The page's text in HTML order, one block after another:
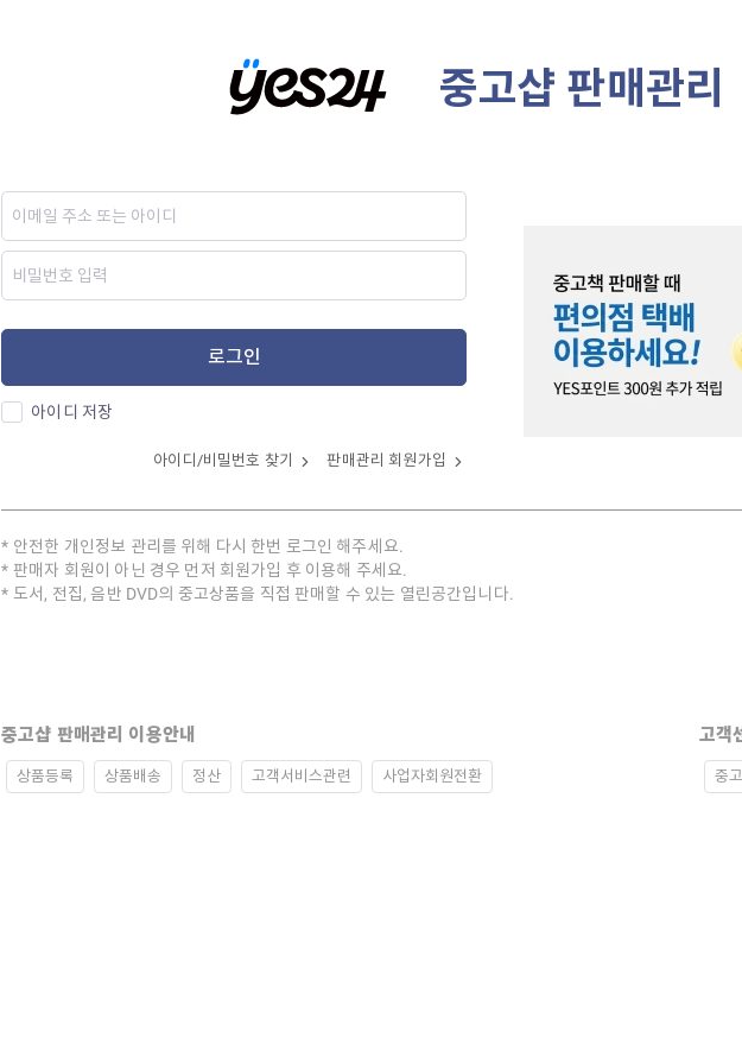
중고샵 판매관리
로그인
아이디 저장
아이디/비밀번호 찾기 판매관리 회원가입
안전한 개인정보 관리를 위해 다시 한번 로그인 해주세요.
판매자 회원이 아닌 경우 먼저 회원가입 후 이용해 주세요.
도서, 전집, 음반 DVD의 중고상품을 직접 판매할 수 있는 열린공간입니다.
중고샵 판매관리 이용안내
상품등록 상품배송 정산 고객서비스관련 사업자회원전환
고객
중